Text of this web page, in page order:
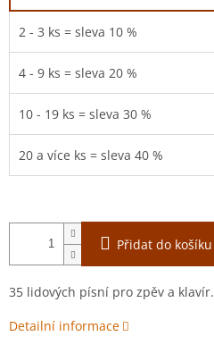
2 - 3 ks = sleva 10 %
4 - 9 ks = sleva 20 %
10 - 19 ks = sleva 30 %
20 a více ks = sleva 40 %
Přidat do košíku
35 lidových písní pro zpěv a klavír.
Detailní informace